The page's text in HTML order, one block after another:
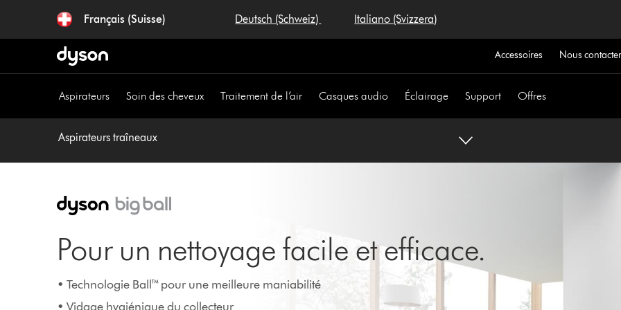
pages
Français (Suisse) Deutsch (Schweiz) Italiano (Svizzera)
Accessoires Nous contacter
Aspirateurs Soin des cheveux Traitement de l’air Casques audio Éclairage Support Offres
Aspirateurs traîneaux
Pour un nettoyage facile et efficace.
• Technologie Ball™ pour une meilleure maniabilité
• Vidage hygiénique du collecteur